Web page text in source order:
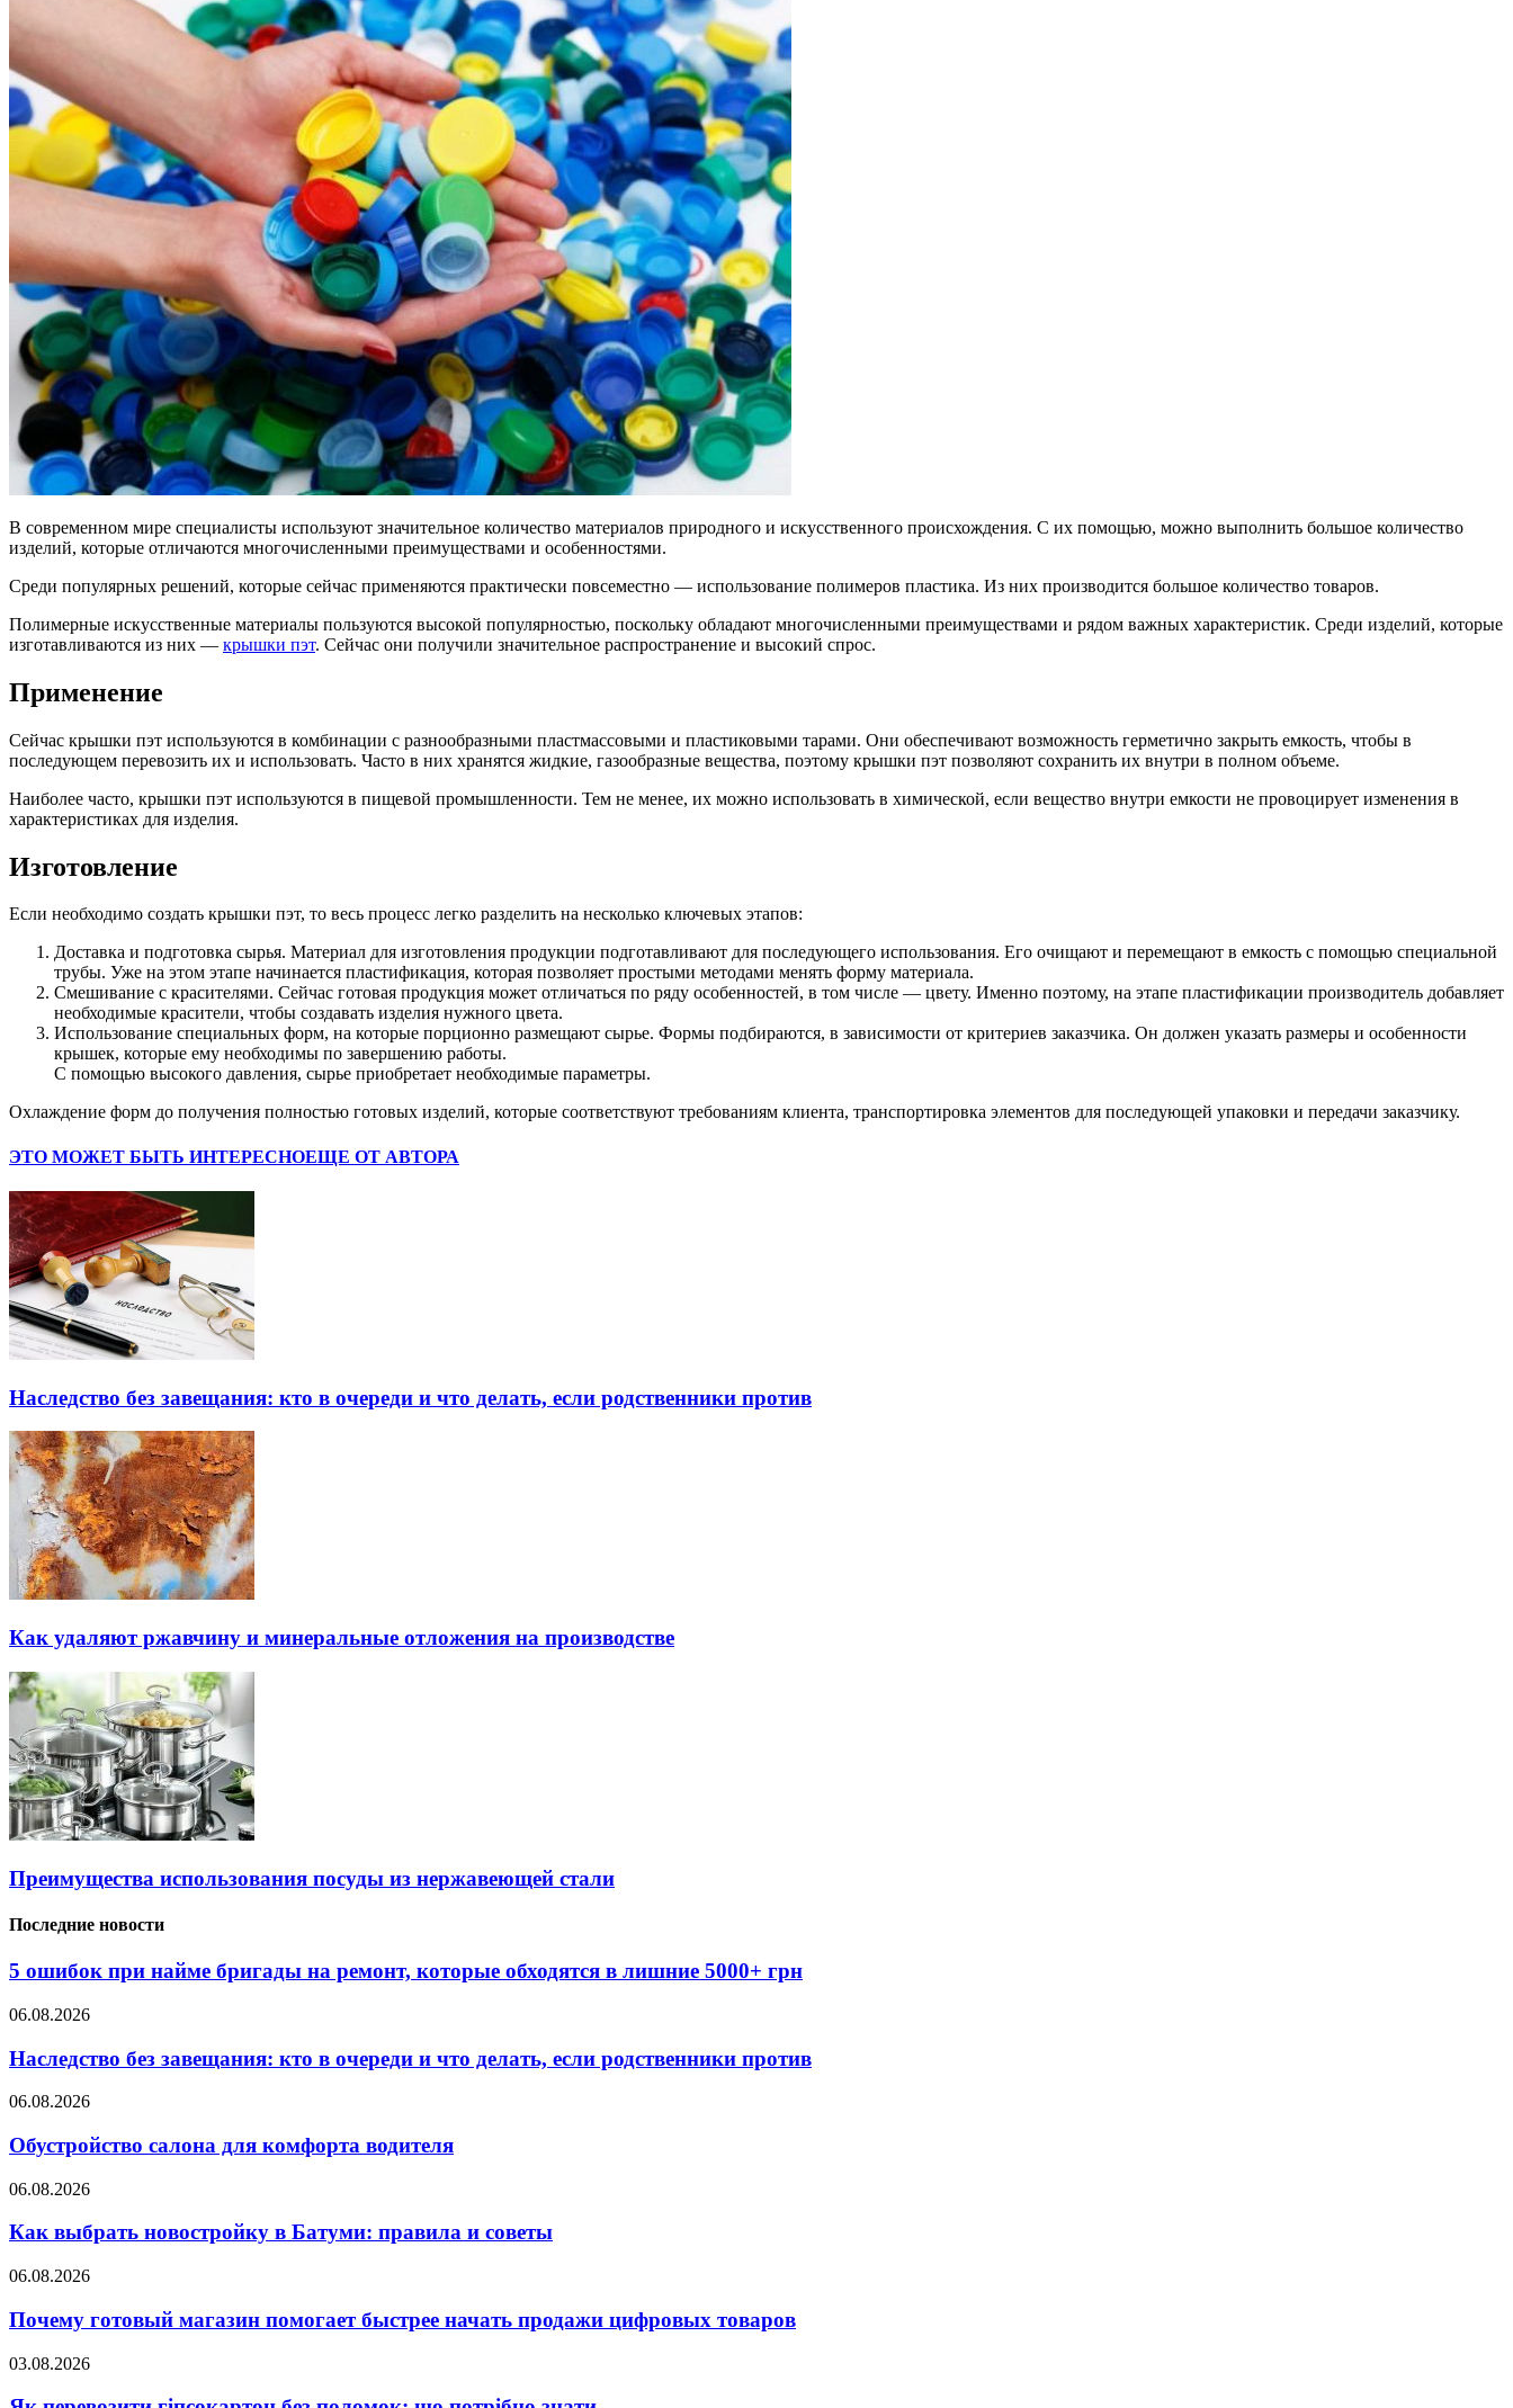
В современном мире специалисты используют значительное количество материалов природного и искусственного происхождения. С их помощью, можно выполнить большое количество
изделий, которые отличаются многочисленными преимуществами и особенностями.
Среди популярных решений, которые сейчас применяются практически повсеместно — использование полимеров пластика. Из них производится большое количество товаров.
Полимерные искусственные материалы пользуются высокой популярностью, поскольку обладают многочисленными преимуществами и рядом важных характеристик. Среди изделий, которые
изготавливаются из них — крышки пэт. Сейчас они получили значительное распространение и высокий спрос.
Применение
Сейчас крышки пэт используются в комбинации с разнообразными пластмассовыми и пластиковыми тарами. Они обеспечивают возможность герметично закрыть емкость, чтобы в
последующем перевозить их и использовать. Часто в них хранятся жидкие, газообразные вещества, поэтому крышки пэт позволяют сохранить их внутри в полном объеме.
Наиболее часто, крышки пэт используются в пищевой промышленности. Тем не менее, их можно использовать в химической, если вещество внутри емкости не провоцирует изменения в
характеристиках для изделия.
Изготовление
Если необходимо создать крышки пэт, то весь процесс легко разделить на несколько ключевых этапов:
Доставка и подготовка сырья. Материал для изготовления продукции подготавливают для последующего использования. Его очищают и перемещают в емкость с помощью специальной
трубы. Уже на этом этапе начинается пластификация, которая позволяет простыми методами менять форму материала.
Смешивание с красителями. Сейчас готовая продукция может отличаться по ряду особенностей, в том числе — цвету. Именно поэтому, на этапе пластификации производитель добавляет
необходимые красители, чтобы создавать изделия нужного цвета.
Использование специальных форм, на которые порционно размещают сырье. Формы подбираются, в зависимости от критериев заказчика. Он должен указать размеры и особенности
крышек, которые ему необходимы по завершению работы.
С помощью высокого давления, сырье приобретает необходимые параметры.
Охлаждение форм до получения полностью готовых изделий, которые соответствуют требованиям клиента, транспортировка элементов для последующей упаковки и передачи заказчику.
ЭТО МОЖЕТ БЫТЬ ИНТЕРЕСНОЕЩЕ ОТ АВТОРА
Наследство без завещания: кто в очереди и что делать, если родственники против
Как удаляют ржавчину и минеральные отложения на производстве
Преимущества использования посуды из нержавеющей стали
Последние новости
5 ошибок при найме бригады на ремонт, которые обходятся в лишние 5000+ грн
06.08.2026
Наследство без завещания: кто в очереди и что делать, если родственники против
06.08.2026
Обустройство салона для комфорта водителя
06.08.2026
Как выбрать новостройку в Батуми: правила и советы
06.08.2026
Почему готовый магазин помогает быстрее начать продажи цифровых товаров
03.08.2026